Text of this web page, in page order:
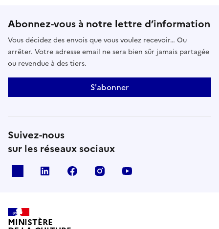
Abonnez-vous à notre lettre d’information
Vous décidez des envois que vous voulez recevoir… Ou
arrêter. Votre adresse email ne sera bien sûr jamais partagée
ou revendue à des tiers.
S'abonner
Suivez-nous
sur les réseaux sociaux
linkedin facebook instagram
MINISTÈRE